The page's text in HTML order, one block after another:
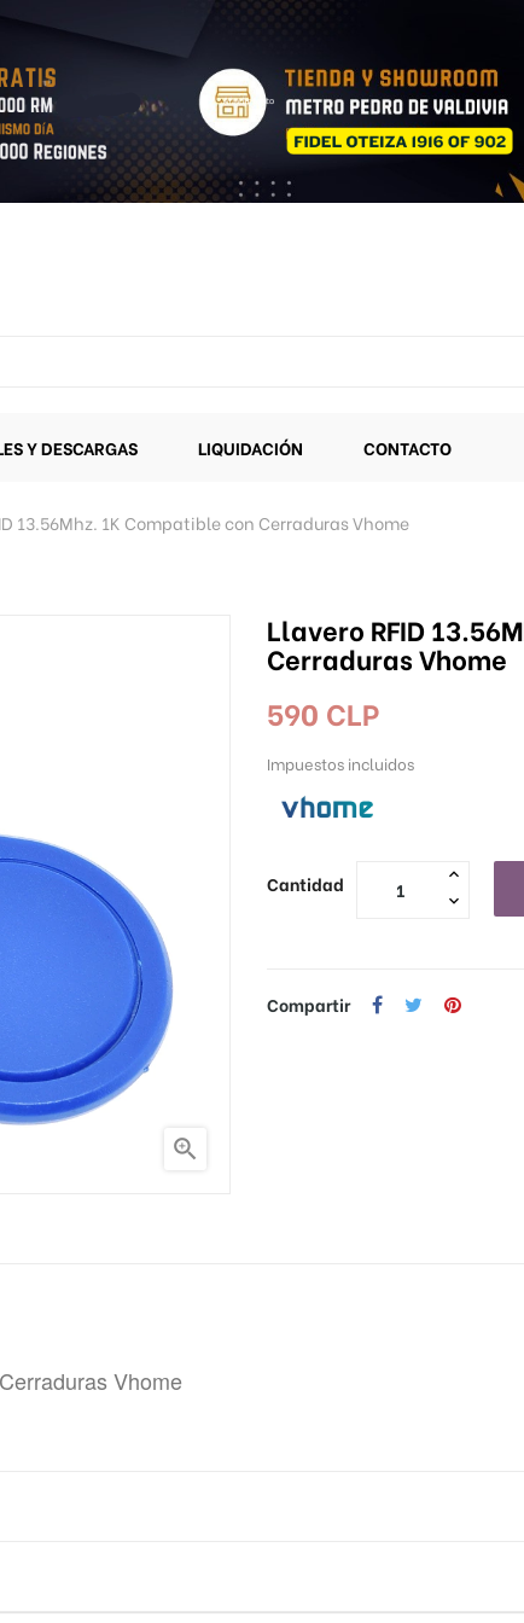
Y DESCARGAS LIQUIDACIÓN CONTACTO
13.56Mhz. 1K Compatible con Cerraduras Vhome

Llavero RFID
Cerraduras Vhome
590 CLP
Impuestos incluidos
Cantidad
Compartir
Vhome